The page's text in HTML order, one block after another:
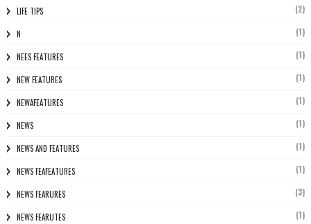
LIFE TIPS (2)
N (1)
NEES FEATURES (1)
NEW FEATURES (1)
NEWAFEATURES (1)
NEWS (1)
NEWS AND FEATURES (1)
NEWS FEAFEATURES (1)
NEWS FEARURES (3)
NEWS FEARUTES (1)